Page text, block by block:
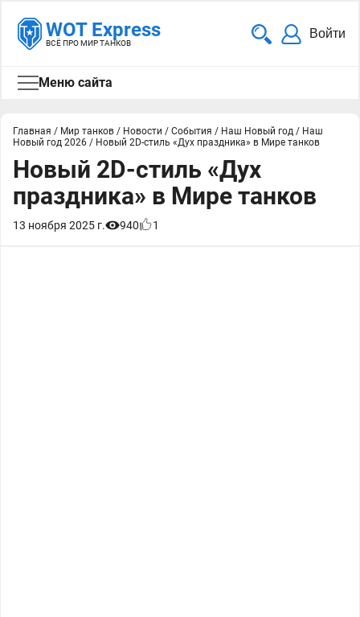
WOT Express
ВСЁ ПРО МИР ТАНКОВ
Войти
Меню сайта
Главная / Мир танков / Новости / События / Наш Новый год / Наш
Новый год 2026 / Новый 2D-стиль «Дух праздника» в Мире танков
Новый 2D-стиль «Дух
праздника» в Мире танков
13 ноября 2025 г. 940 1